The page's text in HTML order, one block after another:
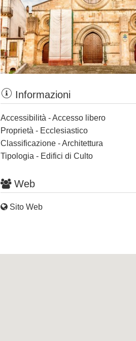
Informazioni
Accessibilità - Accesso libero
Proprietà - Ecclesiastico
Classificazione - Architettura
Tipologia - Edifici di Culto
Web
Sito Web